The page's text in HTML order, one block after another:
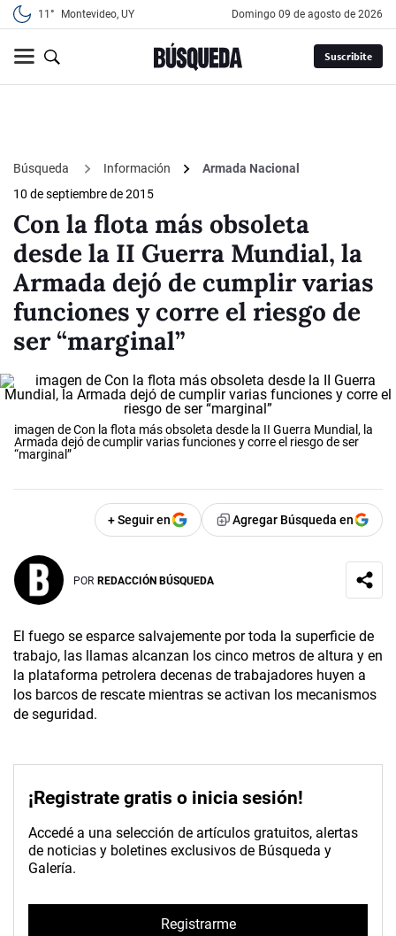
11° Montevideo, UY domingo 09 de agosto de 2026
Suscribite
Búsqueda Información
Armada Nacional
10 de septiembre de 2015
Con la flota más obsoleta
desde la II Guerra Mundial, la
Armada dejó de cumplir varias
funciones y corre el riesgo de
ser “marginal”
imagen de Con la flota más obsoleta desde la II Guerra Mundial, la
Armada dejó de cumplir varias funciones y corre el riesgo de ser
“marginal”
+ Seguir en Agregar Búsqueda en
POR REDACCIÓN BÚSQUEDA
El fuego se esparce salvajemente por toda la superficie de
trabajo, las llamas alcanzan los cinco metros de altura y en
la plataforma petrolera decenas de trabajadores huyen a
los barcos de rescate mientras se activan los mecanismos
de seguridad.
¡Registrate gratis o inicia sesión!
Accedé a una selección de artículos gratuitos, alertas
de noticias y boletines exclusivos de Búsqueda y
Galería.
Registrarme